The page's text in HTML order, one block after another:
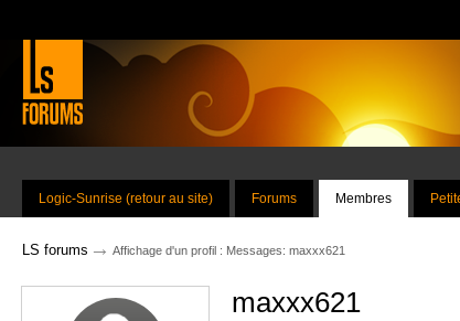
Logic-Sunrise (retour au site) Forums Membres
LS forums → Affichage d'un profil : Messages: maxxx621
maxxx621